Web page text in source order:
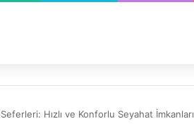
Hızlı ve Konforlu Seyahat İmkanları